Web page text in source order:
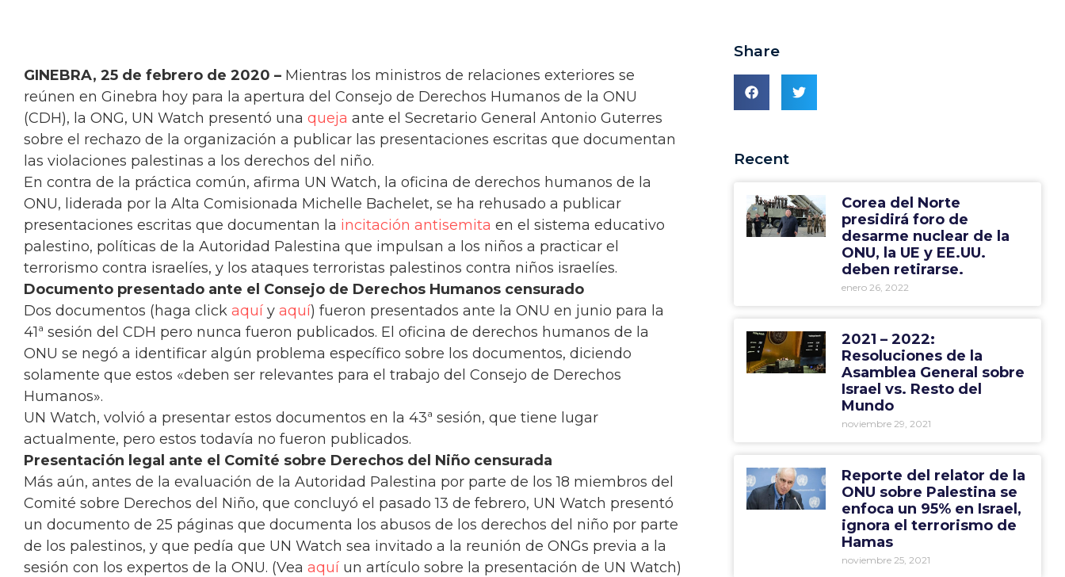
GINEBRA, 25 de febrero de 2020 – Mientras los ministros de relaciones exteriores se
reúnen en Ginebra hoy para la apertura del Consejo de Derechos Humanos de la ONU
(CDH), la ONG, UN Watch presentó una queja ante el Secretario General Antonio Guterres
sobre el rechazo de la organización a publicar las presentaciones escritas que documentan
las violaciones palestinas a los derechos del niño.
En contra de la práctica común, afirma UN Watch, la oficina de derechos humanos de la
ONU, liderada por la Alta Comisionada Michelle Bachelet, se ha rehusado a publicar
presentaciones escritas que documentan la incitación antisemita en el sistema educativo
palestino, políticas de la Autoridad Palestina que impulsan a los niños a practicar el
terrorismo contra israelíes, y los ataques terroristas palestinos contra niños israelíes.
Documento presentado ante el Consejo de Derechos Humanos censurado
Dos documentos (haga click aquí y aquí) fueron presentados ante la ONU en junio para la
41ª sesión del CDH pero nunca fueron publicados. El oficina de derechos humanos de la
ONU se negó a identificar algún problema específico sobre los documentos, diciendo
solamente que estos «deben ser relevantes para el trabajo del Consejo de Derechos
Humanos».
UN Watch, volvió a presentar estos documentos en la 43ª sesión, que tiene lugar
actualmente, pero estos todavía no fueron publicados.
Presentación legal ante el Comité sobre Derechos del Niño censurada
Más aún, antes de la evaluación de la Autoridad Palestina por parte de los 18 miembros del
Comité sobre Derechos del Niño, que concluyó el pasado 13 de febrero, UN Watch presentó
un documento de 25 páginas que documenta los abusos de los derechos del niño por parte
de los palestinos, y que pedía que UN Watch sea invitado a la reunión de ONGs previa a la
sesión con los expertos de la ONU. (Vea aquí un artículo sobre la presentación de UN Watch)
Share
Recent
Corea del Norte
presidirá foro de
desarme nuclear de la
ONU, la UE y EE.UU.
deben retirarse.
enero 26, 2022
2021 – 2022:
Resoluciones de la
Asamblea General sobre
Israel vs. Resto del
Mundo
noviembre 29, 2021
Reporte del relator de la
ONU sobre Palestina se
enfoca un 95% en Israel,
ignora el terrorismo de
Hamas
noviembre 25, 2021